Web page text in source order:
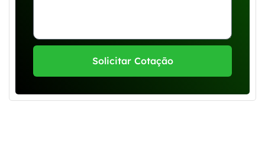
Solicitar Cotação